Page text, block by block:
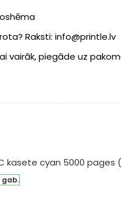
Raksti: info@printle.lv
vairāk, piegāde uz
kasete cyan 5000 pages
gab.